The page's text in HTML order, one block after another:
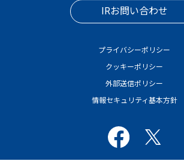
IRお問い合わせ
プライバシーポリシー
クッキーポリシー
外部送信ポリシー
情報セキュリティ基本方針